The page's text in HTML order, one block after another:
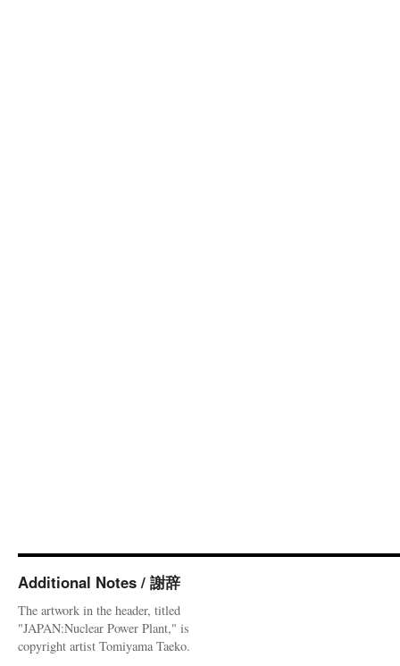
Additional Notes / 謝辞
The artwork in the header, titled
"JAPAN:Nuclear Power Plant," is
copyright artist Tomiyama Taeko.